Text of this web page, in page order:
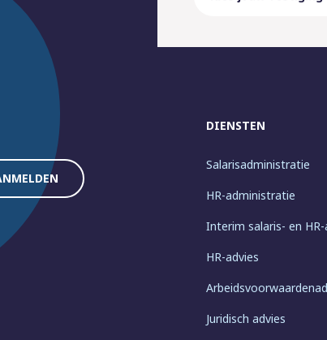
DIENSTEN
Salarisadministratie
HR-administratie
Interim salaris- en
HR-advies
Juridisch advies